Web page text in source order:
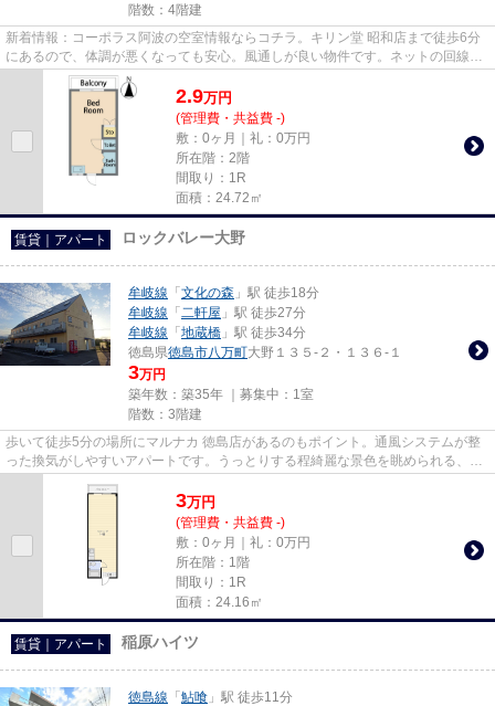
階数：4階建
新着情報：コーポラス阿波の空室情報ならコチラ。キリン堂 昭和店まで徒歩6分
にあるので、体調が悪くなっても安心。風通しが良い物件です。ネットの回線工
事が済んでいるのですぐにパ...
2.9万円
(管理費・共益費 -)
敷：0ヶ月｜礼：0万円
所在階：2階
間取り：1R
面積：24.72㎡
賃貸｜アパート ロックバレー大野
牟岐線 「 文化の森 」駅 徒歩18分
牟岐線 「 二軒屋 」駅 徒歩27分
牟岐線 「 地蔵橋 」駅 徒歩34分
徳島県徳島市八万町大野１３５-２・１３６-１
3万円
築年数：築35年 ｜募集中： 1室
階数：3階建
歩いて徒歩5分の場所にマルナカ 徳島店があるのもポイント。通風システムが整
った換気がしやすいアパートです。うっとりする程綺麗な景色を眺められる、誰
3万円
(管理費・共益費 -)
敷：0ヶ月｜礼：0万円
所在階：1階
間取り：1R
面積：24.16㎡
賃貸｜アパート 稲原ハイツ
徳島線 「 鮎喰 」駅 徒歩11分